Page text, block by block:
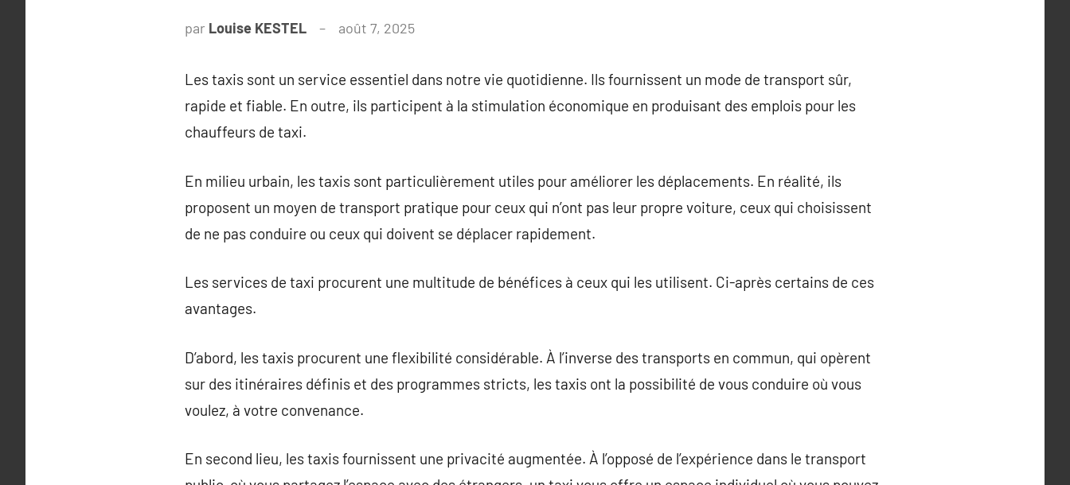
par Louise KESTEL août 7, 2025
Les taxis sont un service essentiel dans notre vie quotidienne. Ils fournissent un mode de transport sûr,
rapide et fiable. En outre, ils participent à la stimulation économique en produisant des emplois pour les
chauffeurs de taxi.
En milieu urbain, les taxis sont particulièrement utiles pour améliorer les déplacements. En réalité, ils
proposent un moyen de transport pratique pour ceux qui n’ont pas leur propre voiture, ceux qui choisissent
de ne pas conduire ou ceux qui doivent se déplacer rapidement.
Les services de taxi procurent une multitude de bénéfices à ceux qui les utilisent. Ci-après certains de ces
avantages.
D’abord, les taxis procurent une flexibilité considérable. À l’inverse des transports en commun, qui opèrent
sur des itinéraires définis et des programmes stricts, les taxis ont la possibilité de vous conduire où vous
voulez, à votre convenance.
En second lieu, les taxis fournissent une privacité augmentée. À l’opposé de l’expérience dans le transport